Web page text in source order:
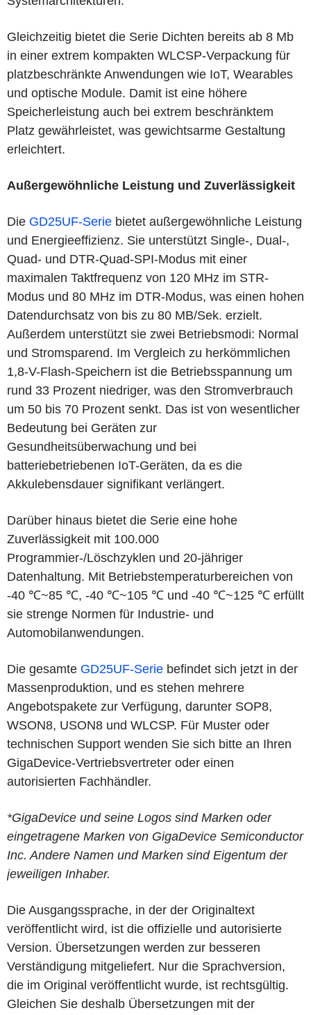
Gleichzeitig bietet die Serie Dichten bereits ab 8 Mb
in einer extrem kompakten WLCSP-Verpackung für
platzbeschränkte Anwendungen wie IoT, Wearables
und optische Module. Damit ist eine höhere
Speicherleistung auch bei extrem beschränktem
Platz gewährleistet, was gewichtsarme Gestaltung
erleichtert.
Außergewöhnliche Leistung und Zuverlässigkeit
Die GD25UF-Serie bietet außergewöhnliche Leistung
und Energieeffizienz. Sie unterstützt Single-, Dual-,
Quad- und DTR-Quad-SPI-Modus mit einer
maximalen Taktfrequenz von 120 MHz im STR-
Modus und 80 MHz im DTR-Modus, was einen hohen
Datendurchsatz von bis zu 80 MB/Sek. erzielt.
Außerdem unterstützt sie zwei Betriebsmodi: Normal
und Stromsparend. Im Vergleich zu herkömmlichen
1,8-V-Flash-Speichern ist die Betriebsspannung um
rund 33 Prozent niedriger, was den Stromverbrauch
um 50 bis 70 Prozent senkt. Das ist von wesentlicher
Bedeutung bei Geräten zur
Gesundheitsüberwachung und bei
batteriebetriebenen IoT-Geräten, da es die
Akkulebensdauer signifikant verlängert.
Darüber hinaus bietet die Serie eine hohe
Zuverlässigkeit mit 100.000
Programmier-/Löschzyklen und 20-jähriger
Datenhaltung. Mit Betriebstemperaturbereichen von
-40 ℃~85 ℃, -40 ℃~105 ℃ und -40 ℃~125 ℃ erfüllt
sie strenge Normen für Industrie- und
Automobilanwendungen.
Die gesamte GD25UF-Serie befindet sich jetzt in der
Massenproduktion, und es stehen mehrere
Angebotspakete zur Verfügung, darunter SOP8,
WSON8, USON8 und WLCSP. Für Muster oder
technischen Support wenden Sie sich bitte an Ihren
GigaDevice-Vertriebsvertreter oder einen
autorisierten Fachhändler.
*GigaDevice und seine Logos sind Marken oder
eingetragene Marken von GigaDevice Semiconductor
Inc. Andere Namen und Marken sind Eigentum der
jeweiligen Inhaber.
Die Ausgangssprache, in der der Originaltext
veröffentlicht wird, ist die offizielle und autorisierte
Version. Übersetzungen werden zur besseren
Verständigung mitgeliefert. Nur die Sprachversion,
die im Original veröffentlicht wurde, ist rechtsgültig.
Gleichen Sie deshalb Übersetzungen mit der